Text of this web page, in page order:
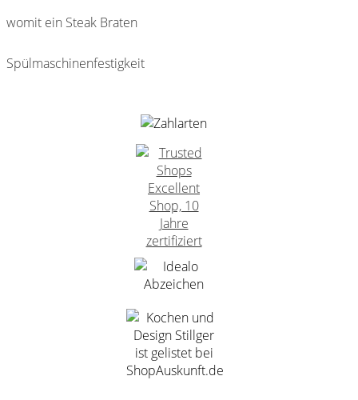
womit ein Steak Braten
Spülmaschinenfestigkeit